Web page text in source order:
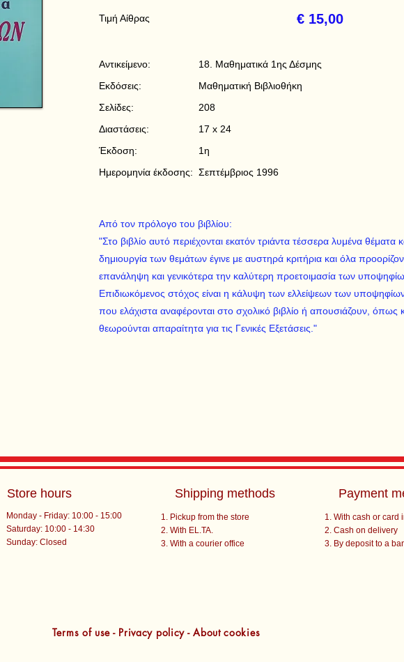
Τιμή Αίθρας € 15,00
Αντικείμενο:
18. Μαθηματικά 1ης Δέσμης
Εκδόσεις:
Μαθηματική Βιβλιοθήκη
Σελίδες:
208
Διαστάσεις:
17 x 24
Έκδοση:
1η
Ημερομηνία έκδοσης: Σεπτέμβριος 1996
Από τον πρόλογο του βιβλίου:
"Στο βιβλίο αυτό περιέχονται εκατόν τριάντα τέσσερα λυμένα θέματα
δημιουργία των θεμάτων έγινε με αυστηρά κριτήρια και όλα
επανάληψη και γενικότερα την καλύτερη προετοιμασία των
Επιδιωκόμενος στόχος είναι η κάλυψη των ελλείψεων των υποψηφίων
που ελάχιστα αναφέρονται στο σχολικό βιβλίο ή απουσιάζουν, όπως
θεωρούνται απαραίτητα για τις Γενικές Εξετάσεις."
Store hours
Monday - Friday: 10:00 - 15:00
Saturday: 10:00 - 14:30
​Sunday: Closed
Shipping methods
Pickup from the store
With EL.TA.
With a courier office
Payment
With cash or card
Cash on delivery
By deposit to a
Terms of use - Privacy policy - About cookies